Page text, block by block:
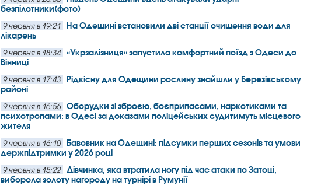
безпілотники(фото)
9 червня в 19:21
На Одещині встановили дві станції очищення води для
лікарень
9 червня в 18:34
«Укрзалізниця» запустила комфортний поїзд з Одеси до
Вінниці
9 червня в 17:43
Рідкісну для Одещини рослину знайшли у Березівському
районі
9 червня в 16:56
Оборудки зі зброєю, боєприпасами, наркотиками та
психотропами: в Одесі за доказами поліцейських судитимуть місцевого
жителя
9 червня в 16:10
Бавовник на Одещині: підсумки перших сезонів та умови
держпідтримки у 2026 році
9 червня в 15:22
Дівчинка, яка втратила ногу під час атаки по Затоці,
виборола золоту нагороду на турнірі в Румунії